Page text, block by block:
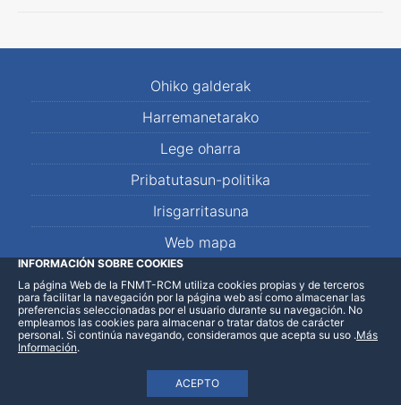
Ohiko galderak
Harremanetarako
Lege oharra
Pribatutasun-politika
Irisgarritasuna
Web mapa
LinkedInFacebookWhatsApp
INFORMACIÓN SOBRE COOKIES
La página Web de la FNMT-RCM utiliza cookies propias y de terceros
para facilitar la navegación por la página web así como almacenar las
preferencias seleccionadas por el usuario durante su navegación. No
empleamos las cookies para almacenar o tratar datos de carácter
personal. Si continúa navegando, consideramos que acepta su uso
ACEPTO
.Más
Información.